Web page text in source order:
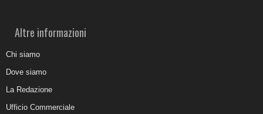
Altre informazioni
Chi siamo
Dove siamo
La Redazione
Ufficio Commerciale